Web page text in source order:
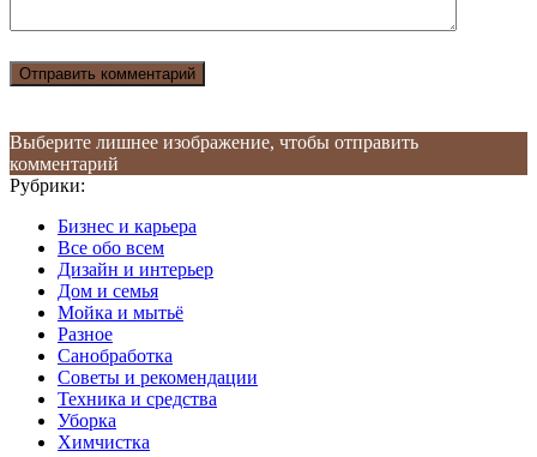
Выберите лишнее изображение, чтобы отправить
комментарий
Рубрики:
Бизнес и карьера
Все обо всем
Дизайн и интерьер
Дом и семья
Мойка и мытьё
Разное
Санобработка
Советы и рекомендации
Техника и средства
Уборка
Химчистка